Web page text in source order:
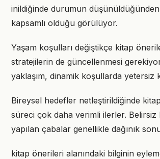
inildiğinde durumun
kapsamlı olduğu görülüyor.
Yaşam koşulları değiştikçe kitap
stratejilerin de güncellenmesi
yaklaşım, dinamik koşullarda yetersiz
Bireysel hedefler netleştirildiğinde
süreci çok daha verimli ilerler. Belirsiz
yapılan çabalar genellikle dağınık
kitap önerileri alanındaki bilginin